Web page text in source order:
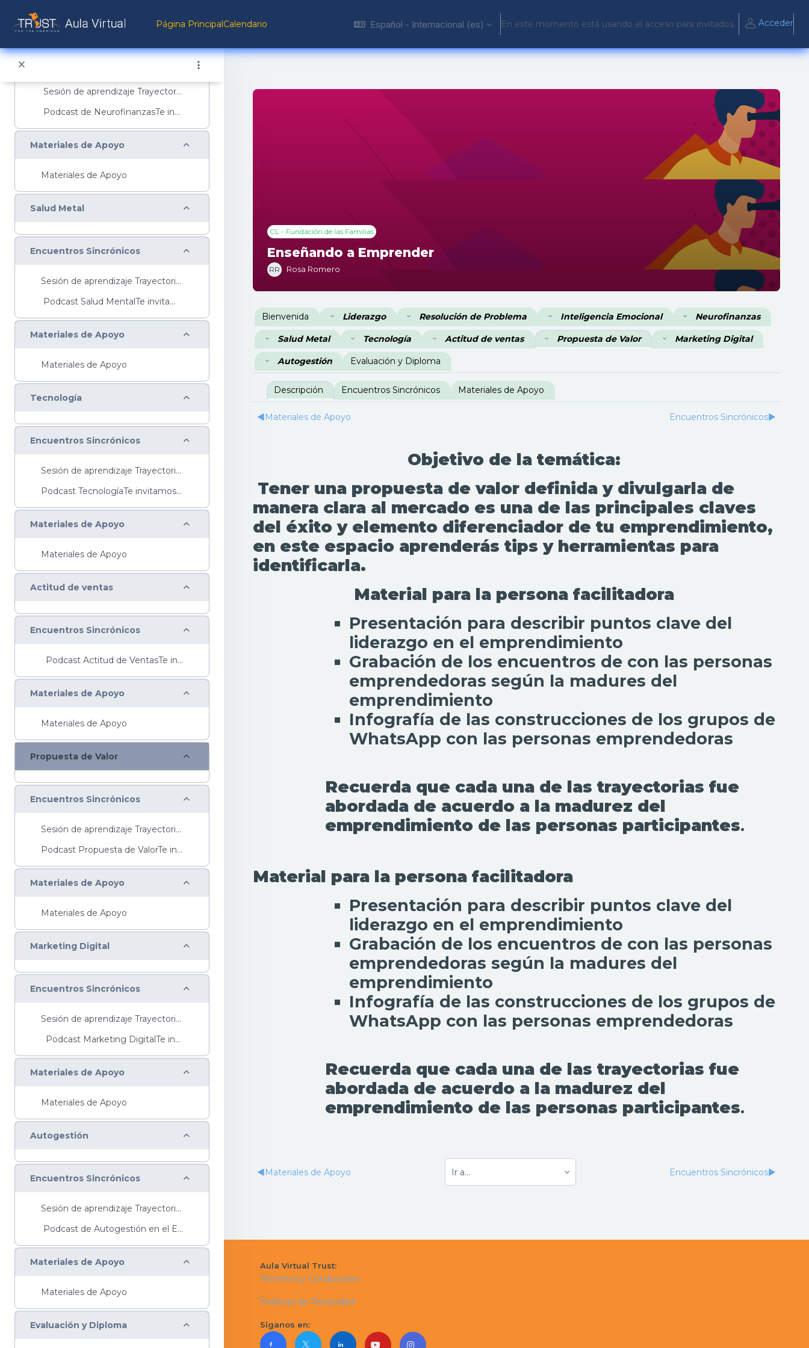
Página PrincipalCalendario Español - Internacional ‎(es)‎ En este momento está usando el acceso para invitados Acceder
Neurofinanzas
Colapsar
Sesión de aprendizaje Trayectoria Básica&nbs...
Podcast de NeurofinanzasTe invitamos a escuc...
Materiales de Apoyo Colapsar
Materiales de Apoyo
Salud Metal Colapsar
Encuentros Sincrónicos Colapsar
Sesión de aprendizaje Trayectoria Básica ...
Podcast Salud MentalTe invitamos a escuchar ...
Materiales de Apoyo Colapsar
Materiales de Apoyo
Tecnología Colapsar
Encuentros Sincrónicos Colapsar
Sesión de aprendizaje Trayectoria Básica Sesi...
Podcast TecnologíaTe invitamos a escuchar nuestro ...
Materiales de Apoyo Colapsar
Materiales de Apoyo
Actitud de ventas Colapsar
Encuentros Sincrónicos Colapsar
Podcast Actitud de VentasTe invitamos ...
Materiales de Apoyo Colapsar
Materiales de Apoyo
Propuesta de Valor Colapsar
Encuentros Sincrónicos Colapsar
Sesión de aprendizaje Trayectoria Básica ...
Podcast Propuesta de ValorTe invitamos a escuchar ...
Materiales de Apoyo Colapsar
Materiales de Apoyo
Marketing Digital Colapsar
Encuentros Sincrónicos Colapsar
Sesión de aprendizaje Trayectoria Básica ...
Podcast Marketing DigitalTe invitamos ...
Materiales de Apoyo Colapsar
Materiales de Apoyo
Autogestión Colapsar
Encuentros Sincrónicos Colapsar
Sesión de aprendizaje Trayectoria Intermedia ...
Podcast de Autogestión en el EmprendimientoT...
Materiales de Apoyo Colapsar
Materiales de Apoyo
Evaluación y Diploma Colapsar
CL - Fundación de las Familias
Enseñando a Emprender
RR Rosa Romero
Perfilado de sección
Bienvenida Liderazgo Resolución de Problema Inteligencia Emocional Neurofinanzas
Salud Metal Tecnología Actitud de ventas Propuesta de Valor Marketing Digital
Autogestión Evaluación y Diploma
Descripción Encuentros Sincrónicos Materiales de Apoyo
◀︎Materiales de Apoyo ▶︎
Encuentros Sincrónicos
Objetivo de la temática:
Tener una propuesta de valor definida y divulgarla de
manera clara al mercado es una de las principales claves
del éxito y elemento diferenciador de tu emprendimiento,
en este espacio aprenderás tips y herramientas para
identificarla.
Material para la persona facilitadora
Presentación para describir puntos clave del
liderazgo en el emprendimiento
Grabación de los encuentros de con las personas
emprendedoras según la madures del
emprendimiento
Infografía de las construcciones de los grupos de
WhatsApp con las personas emprendedoras
Recuerda que cada una de las trayectorias fue
abordada de acuerdo a la madurez del
emprendimiento de las personas participantes.
Material para la persona facilitadora
Presentación para describir puntos clave del
liderazgo en el emprendimiento
Grabación de los encuentros de con las personas
emprendedoras según la madures del
emprendimiento
Infografía de las construcciones de los grupos de
WhatsApp con las personas emprendedoras
Recuerda que cada una de las trayectorias fue
abordada de acuerdo a la madurez del
emprendimiento de las personas participantes.
◀︎Materiales de Apoyo ▶︎
Encuentros Sincrónicos
Aula Virtual Trust:
Términos y Condiciones
Políticas de Privacidad
Síganos en: